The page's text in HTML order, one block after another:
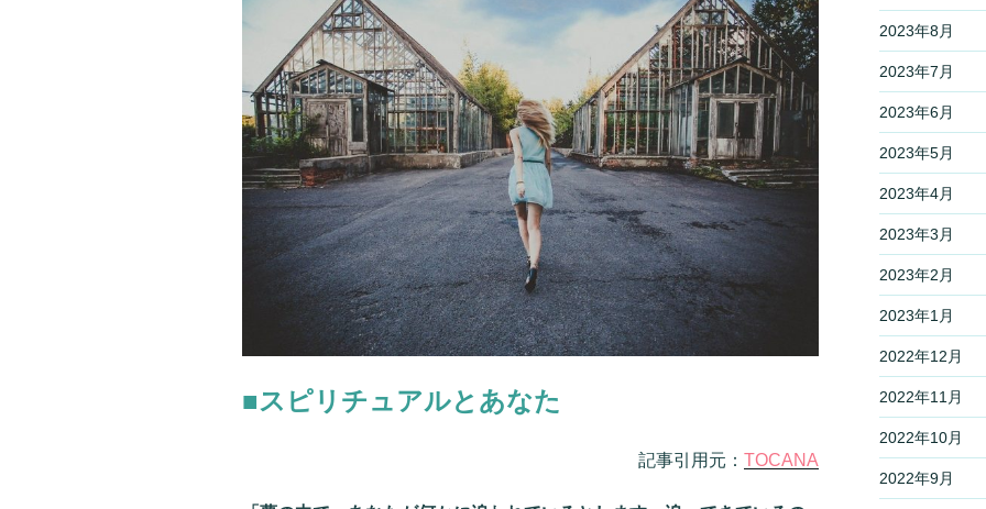
厄
災」
が
わ
ウ
が
■スピリチュアルとあなた
記事引用元：TOCANA
2023年8月
2023年7月
2023年6月
2023年5月
2023年4月
2023年3月
2023年2月
2023年1月
2022年12月
2022年11月
2022年10月
2022年9月